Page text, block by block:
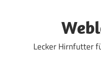
Lecker Hirnfutter